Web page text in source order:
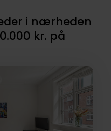
i nærheden
kr. på